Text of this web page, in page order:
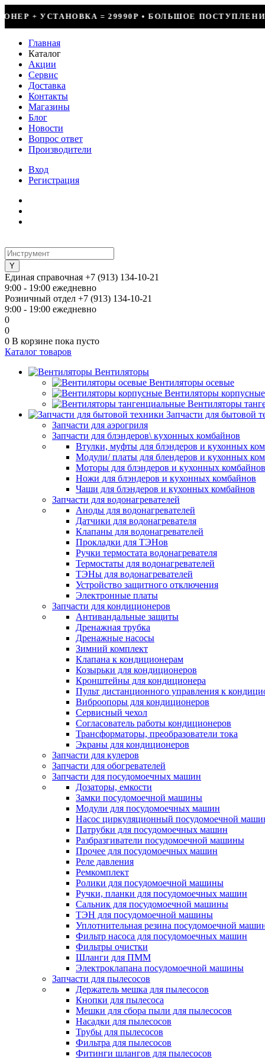
• БОЛЬШОЕ ПОСТУПЛЕНИЕ ФРЕОНА • СКИДКИ ДО
Главная
Каталог
Акции
Сервис
Доставка
Контакты
Магазины
Блог
Новости
Вопрос ответ
Производители
Вход
Регистрация
Единая справочная +7 (913) 134-10-21
9:00 - 19:00 ежедневно
Розничный отдел +7 (913) 134-10-21
9:00 - 19:00 ежедневно
0
0
0 В корзине пока пусто
Каталог товаров
Вентиляторы
Вентиляторы осевые
Вентиляторы корпусные
Вентиляторы
Запчасти для бытовой
Запчасти для аэрогриля
Запчасти для блэндеров\ кухонных комбайнов
Втулки, муфты для блэндеров и кухонных
Модули/ платы для блендеров и кухонных
Моторы для блэндеров и кухонных комбайнов
Ножи для блэндеров и кухонных комбайнов
Чаши для блэндеров и кухонных комбайнов
Запчасти для водонагревателей
Аноды для водонагревателей
Датчики для водонагревателя
Клапаны для водонагревателей
Прокладки для ТЭНов
Ручки термостата водонагревателя
Термостаты для водонагревателей
ТЭНы для водонагревателей
Устройство защитного отключения
Электронные платы
Запчасти для кондиционеров
Антивандальные защиты
Дренажная трубка
Дренажные насосы
Зимний комплект
Клапана к кондиционерам
Козырьки для кондиционеров
Кронштейны для кондиционера
Пульт дистанционного управления к
Виброопоры для кондиционеров
Сервисный чехол
Согласователь работы кондиционеров
Трансформаторы, преобразователи тока
Экраны для кондиционеров
Запчасти для кулеров
Запчасти для обогревателей
Запчасти для посудомоечных машин
Дозаторы, емкости
Замки посудомоечной машины
Модули для посудомоечных машин
Насос циркуляционный посудомоечной
Патрубки для посудомоечных машин
Разбразгиватели посудомоечной машины
Прочее для посудомоечных машин
Реле давления
Ремкомплект
Ролики для посудомоечной машины
Ручки, планки для посудомоечных машин
Сальник для посудомоечной машины
ТЭН для посудомоечной машины
Уплотнительная резина посудомоечной
Фильтр насоса для посудомоечных машин
Фильтры очистки
Шланги для ПММ
Электроклапана посудомоечной машины
Запчасти для пылесосов
Держатель мешка для пылесосов
Кнопки для пылесоса
Мешки для сбора пыли для пылесосов
Насадки для пылесосов
Трубы для пылесосов
Фильтра для пылесосов
Фитинги шлангов для пылесосов